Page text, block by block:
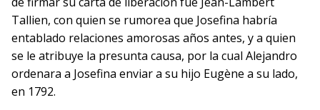
Tallien, con quien se rumorea que Josefina habría
entablado relaciones amorosas años antes, y a quien
se le atribuye la presunta causa, por la cual Alejandro
ordenara a Josefina enviar a su hijo Eugène a su lado,
en 1792.